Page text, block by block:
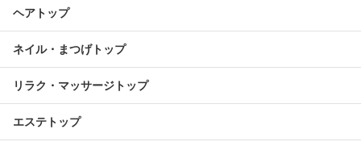
ヘアトップ
ネイル・まつげトップ
リラク・マッサージトップ
エステトップ